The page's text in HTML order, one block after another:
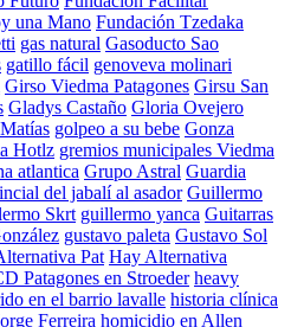
una Mano Fundación Tzedaka
gas natural Gasoducto Sao
gatillo fácil genoveva molinari
Girso Viedma Patagones Girsu San
Gladys Castaño Gloria Ovejero
golpeo a su bebe Gonza
Hotlz gremios municipales Viedma
atlantica Grupo Astral Guardia
del jabalí al asador Guillermo
Skrt guillermo yanca Guitarras
gustavo paleta Gustavo Sol
Pat Hay Alternativa
Patagones en Stroeder heavy
en el barrio lavalle historia clínica
Ferreira homicidio en Allen